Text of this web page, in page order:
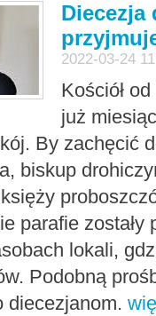
Diecezja
2022-03-24
Kościół
już
By zachęcić
biskup
parafie zostały
lokali,
Podobną
diecezjanom.